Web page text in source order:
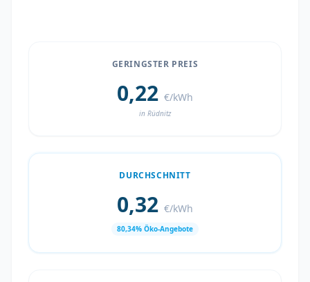
GERINGSTER PREIS
0,22 €/kWh
in Rüdnitz
DURCHSCHNITT
0,32 €/kWh
80,34% Öko-Angebote